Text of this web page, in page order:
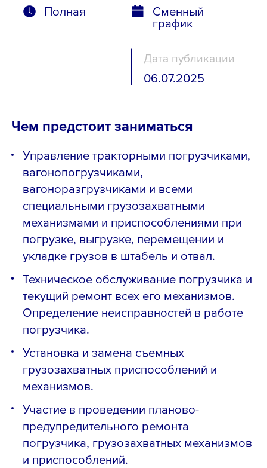
Полная Сменный
график
Дата публикации
06.07.2025
Чем предстоит заниматься
Управление тракторными погрузчиками,
вагонопогрузчиками,
вагоноразгрузчиками и всеми
специальными грузозахватными
механизмами и приспособлениями при
погрузке, выгрузке, перемещении и
укладке грузов в штабель и отвал.
Техническое обслуживание погрузчика и
текущий ремонт всех его механизмов.
Определение неисправностей в работе
погрузчика.
Установка и замена съемных
грузозахватных приспособлений и
механизмов.
Участие в проведении планово-
предупредительного ремонта
погрузчика, грузозахватных механизмов
и приспособлений.